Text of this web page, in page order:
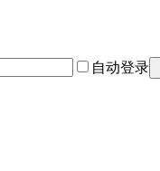
自动登录